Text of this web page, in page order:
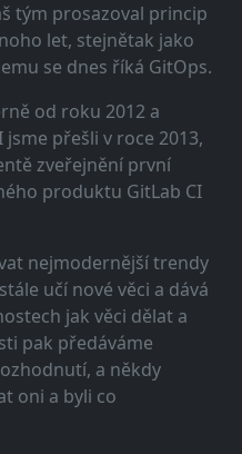
tým prosazoval princip
let, stejnětak jako
se dnes říká GitOps.
od roku 2012 a
jsme přešli v roce 2013,
zveřejnění první
produktu GitLab CI
nejmodernější trendy
učí nové věci a dává
jak věci dělat a
pak předáváme
a někdy
oni a byli co